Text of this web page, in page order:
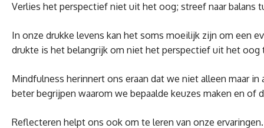
Verlies het perspectief niet uit het oog; streef naar balans
In onze drukke levens kan het soms moeilijk zijn om een
drukte is het belangrijk om niet het perspectief uit het
Mindfulness herinnert ons eraan dat we niet alleen maar
beter begrijpen waarom we bepaalde keuzes maken en
Reflecteren helpt ons ook om te leren van onze